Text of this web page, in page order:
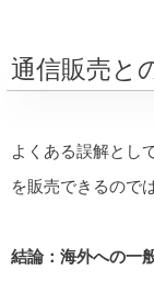
通信販売と
よくある誤解とし
を販売できるので
結論：海外への一